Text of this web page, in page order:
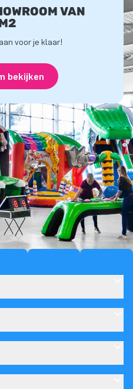
VAN
voor je klaar!
bekijken